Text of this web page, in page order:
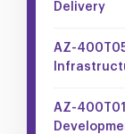
Delivery
AZ-
AZ-